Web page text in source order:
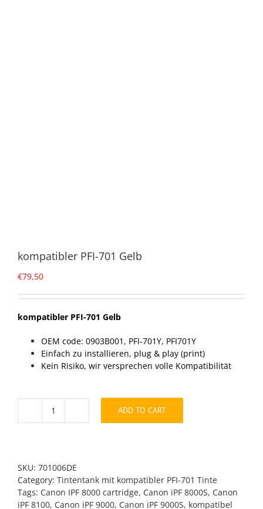
kompatibler PFI-701 Gelb
€79,50
kompatibler PFI-701 Gelb
OEM code: 0903B001, PFI-701Y, PFI701Y
Einfach zu installieren, plug & play (print)
Kein Risiko, wir versprechen volle Kompatibilität
kompatibler
quantity
ADD TO CART
SKU: 701006DE
Category: Tintentank mit kompatibler PFI-701 Tinte
Tags: Canon IPF 8000 cartridge, Canon iPF 8000S, Canon
iPF 8100, Canon iPF 9000, Canon iPF 9000S, kompatibel